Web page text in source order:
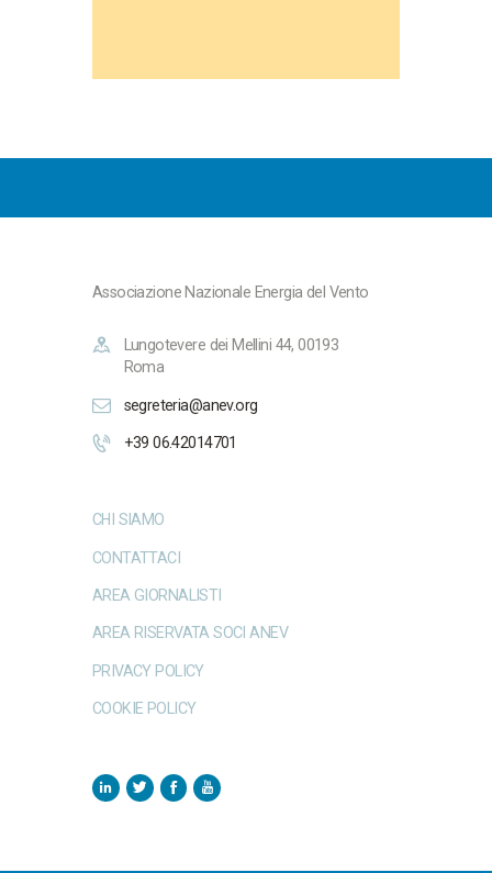
Associazione Nazionale Energia del Vento
Lungotevere dei Mellini 44, 00193
Roma
segreteria@anev.org
+39 06.42014701
CHI SIAMO
CONTATTACI
AREA GIORNALISTI
AREA RISERVATA SOCI ANEV
PRIVACY POLICY
COOKIE POLICY